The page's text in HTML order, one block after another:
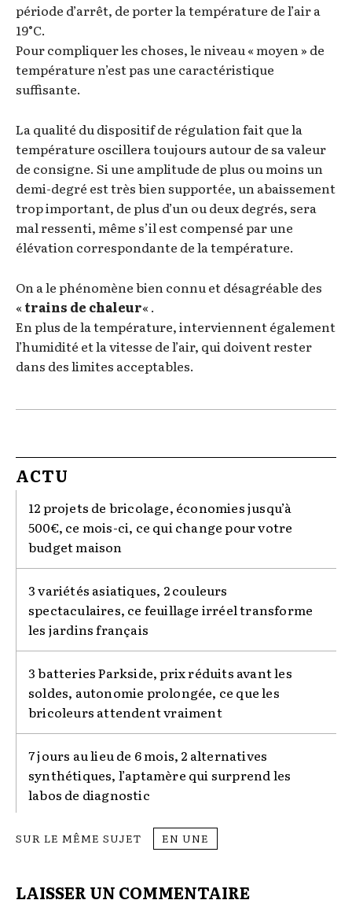
période d’arrêt, de porter la température de l’air a
19°C.
Pour compliquer les choses, le niveau « moyen » de
température n’est pas une caractéristique
suffisante.
La qualité du dispositif de régulation fait que la
température oscillera toujours autour de sa valeur
de consigne. Si une amplitude de plus ou moins un
demi-degré est très bien supportée, un abaissement
trop important, de plus d’un ou deux degrés, sera
mal ressenti, même s’il est compensé par une
élévation correspondante de la température.
On a le phénomène bien connu et désagréable des
« trains de chaleur« .
En plus de la température, interviennent également
l’humidité et la vitesse de l’air, qui doivent rester
dans des limites acceptables.
ACTU
12 projets de bricolage, économies jusqu’à
500€, ce mois-ci, ce qui change pour votre
budget maison
3 variétés asiatiques, 2 couleurs
spectaculaires, ce feuillage irréel transforme
les jardins français
3 batteries Parkside, prix réduits avant les
soldes, autonomie prolongée, ce que les
bricoleurs attendent vraiment
7 jours au lieu de 6 mois, 2 alternatives
synthétiques, l’aptamère qui surprend les
labos de diagnostic
SUR LE MÊME SUJET EN UNE
LAISSER UN COMMENTAIRE